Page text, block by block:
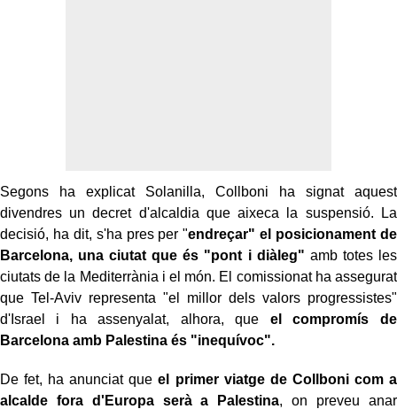
Segons ha explicat Solanilla, Collboni ha signat aquest
divendres un decret d'alcaldia que aixeca la suspensió. La
decisió, ha dit, s'ha pres per "endreçar" el posicionament de
Barcelona, una ciutat que és "pont i diàleg" amb totes les
ciutats de la Mediterrània i el món. El comissionat ha assegurat
que Tel-Aviv representa "el millor dels valors progressistes"
d'Israel i ha assenyalat, alhora, que el compromís de
Barcelona amb Palestina és "inequívoc".
De fet, ha anunciat queel primer viatge de Collboni com a
alcalde fora d'Europa serà a Palestina, on preveu anar